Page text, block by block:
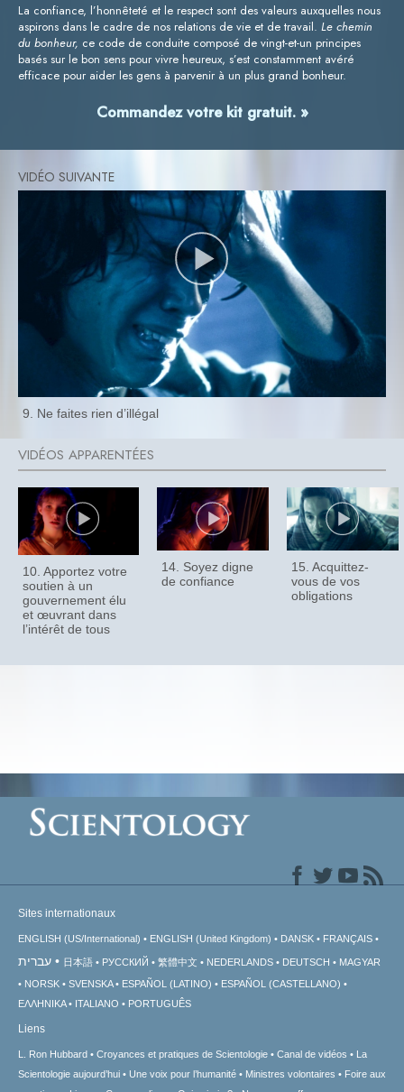
La confiance, l’honnêteté et le respect sont des valeurs auxquelles nous
aspirons dans le cadre de nos relations de vie et de travail. Le chemin
du bonheur, ce code de conduite composé de vingt-et-un principes
basés sur le bon sens pour vivre heureux, s’est constamment avéré
efficace pour aider les gens à parvenir à un plus grand bonheur.
Commandez votre kit gratuit. »
9. Ne faites rien d’illégal
10. Apportez votre
soutien à un
gouvernement élu
et œuvrant dans
l’intérêt de tous
14. Soyez digne
de confiance
15. Acquittez-
vous de vos
obligations
Sites internationaux
ENGLISH (US/International) ENGLISH (United Kingdom) DANSK FRANÇAIS
עברית 日本語 РУССКИЙ 繁體中文 NEDERLANDS DEUTSCH
MAGYAR
NORSK
SVENSKA ESPAÑOL (LATINO)
ESPAÑOL (CASTELLANO)
ΕΛΛΗΝΙΚA
ITALIANO PORTUGUÊS
Liens
L. Ron Hubbard Croyances et pratiques de Scientologie Canal de vidéos
La
Scientologie aujourd’hui
Une voix pour l’humanité Ministres volontaires
Foire aux